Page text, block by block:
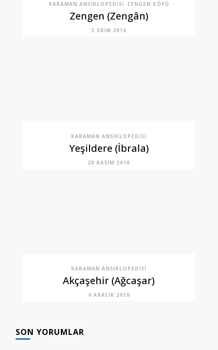
KARAMAN ANSIKLOPEDISI ZENGEN KÖYÜ
Zengen (Zengân)
3 EKIM 2016
KARAMAN ANSIKLOPEDISI
Yeşildere (İbrala)
20 KASIM 2016
KARAMAN ANSIKLOPEDISI
Akçaşehir (Ağcaşar)
4 ARALIK 2016
SON YORUMLAR